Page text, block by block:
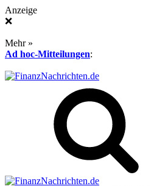
Anzeige
❌
Mehr »
Ad hoc-Mitteilungen: